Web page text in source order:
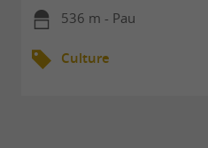
536 m - Pau
Culture